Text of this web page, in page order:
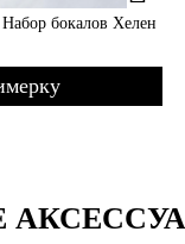
Набор бокалов Хелен